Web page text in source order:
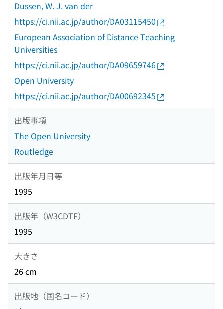
Dussen, W. J. van der
https://ci.nii.ac.jp/author/DA03115450
European Association of Distance Teaching
Universities
https://ci.nii.ac.jp/author/DA09659746
Open University
https://ci.nii.ac.jp/author/DA00692345
出版事項
The Open University
Routledge
出版年月日等
1995
出版年（W3CDTF）
1995
大きさ
26 cm
出版地（国名コード）